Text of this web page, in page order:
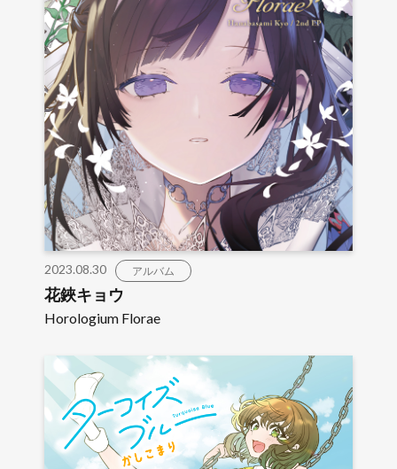
2023.08.30 アルバム
花鋏キョウ
Horologium Florae